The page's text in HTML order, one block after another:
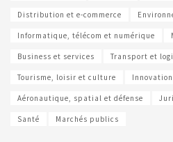
Distribution et e-commerce
Informatique, télécom et numérique
Business et services Transport et
Tourisme, loisir et culture Innovation
Aéronautique, spatial et défense
Santé Marchés publics